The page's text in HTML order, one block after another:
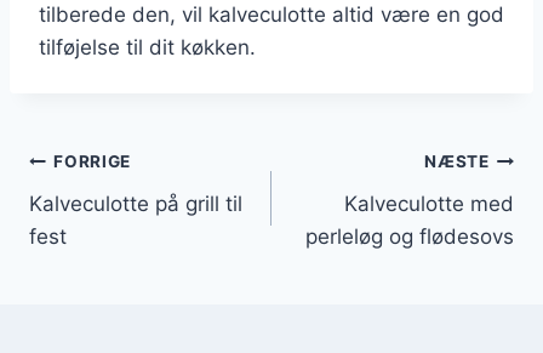
tilberede den, vil kalveculotte altid være en god
tilføjelse til dit køkken.
Indlægsnavigation
FORRIGE
Kalveculotte på grill til
fest
NÆSTE
Kalveculotte med
perleløg og flødesovs